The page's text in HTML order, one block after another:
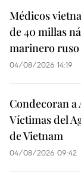
Médicos
de 40 millas
marinero ruso
04/08/2026 14:19
Condecoran a
Víctimas del
de Vietnam
04/08/2026 09:42